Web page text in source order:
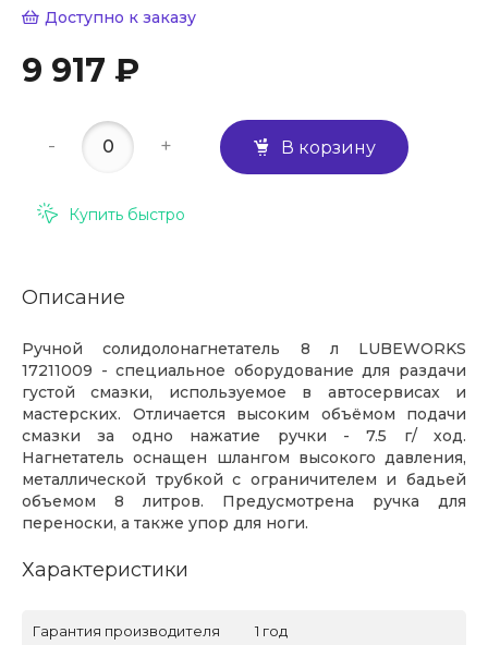
Доступно к заказу
9 917 ₽
- + В корзину
Купить быстро
Описание
Ручной солидолонагнетатель 8 л LUBEWORKS
17211009 - специальное оборудование для раздачи
густой смазки, используемое в автосервисах и
мастерских. Отличается высоким объёмом подачи
смазки за одно нажатие ручки - 7.5 г/ ход.
Нагнетатель оснащен шлангом высокого давления,
металлической трубкой с ограничителем и бадьей
объемом 8 литров. Предусмотрена ручка для
переноски, а также упор для ноги.
Характеристики
Гарантия производителя 1 год